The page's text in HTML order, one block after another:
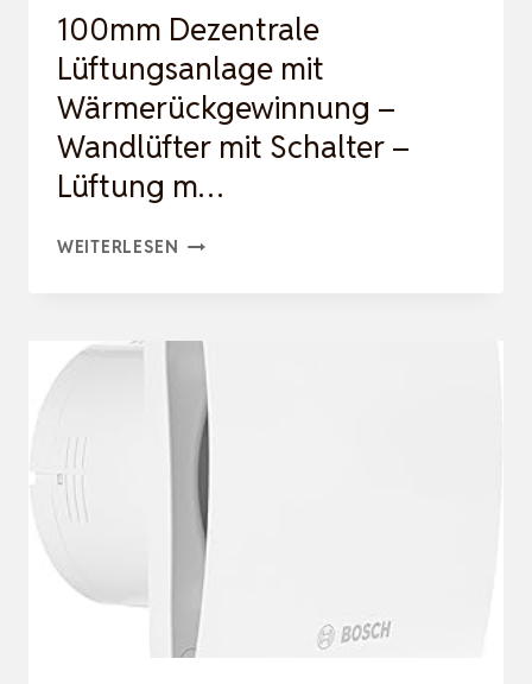
100mm Dezentrale
Lüftungsanlage mit
Wärmerückgewinnung –
Wandlüfter mit Schalter –
Lüftung m…
WEITERLESEN 100MM
MIT
WÄRMERÜCKGEWINNUNG
WANDLÜFTER
MIT
SCHALTER
LÜFTUNG
M…